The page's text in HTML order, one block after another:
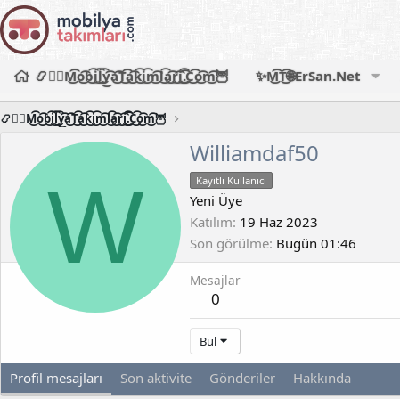
📿🧙‍♂️M͜͡o͜͡b͜͡i͜͡l͜͡y͜͡a͜͡T͜͡a͜͡k͜͡i͜͡m͜͡l͜͡a͜͡r͜͡i͜͡.͜͡C͜͡o͜͡m͜͡🦉 ✨M͜͡T͜͡🌐ErSan.Net
📿🧙‍♂️M͜͡o͜͡b͜͡i͜͡l͜͡y͜͡a͜͡T͜͡a͜͡k͜͡i͜͡m͜͡l͜͡a͜͡r͜͡i͜͡.͜͡C͜͡o͜͡m͜͡🦉
W
Williamdaf50
Kayıtlı Kullanıcı
Yeni Üye
Katılım 19 Haz 2023
Son görülme Bugün 01:46
Mesajlar
0
Bul
Profil mesajları Son aktivite Gönderiler Hakkında